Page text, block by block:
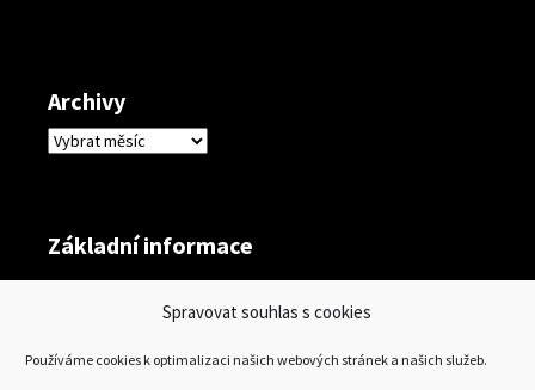
Spravovat souhlas s cookies
Používáme cookies k optimalizaci našich webových stránek a našich služeb.
Archivy
Archivy
Základní informace
Zdroj kanálů (příspěvky)
Kanál komentářů